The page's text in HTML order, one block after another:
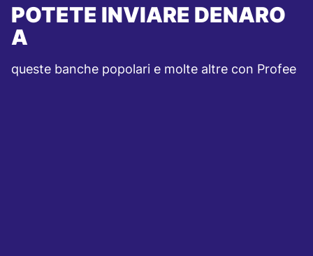
POTETE INVIARE DENARO
A
queste banche popolari e molte altre con Profee